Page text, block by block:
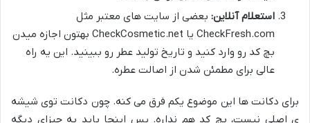
استعلام آنلاین: بعضی از سایت های معتبر مثل
CheckFresh.com یا CheckCosmetic.net بهتون اجازه میدن
بچ کد رو وارد کنید و تاریخ تولید عطر رو ببینید. این یه راه
عالی برای مطمئن شدن از اصالت عطره.
برای دکانت ها این موضوع یکم فرق می کنه. چون دکانت توی شیشه
ی اصلی نیست، بچ کد هم نداره. پس اینجا باید به چیزای دیگه